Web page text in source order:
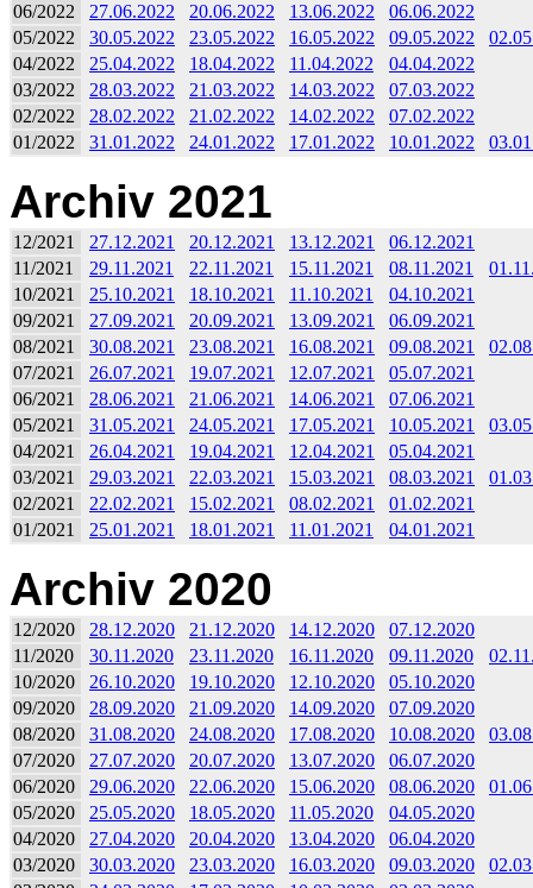
06/2022
27.06.2022 20.06.2022 13.06.2022
06.06.2022
05/2022
30.05.2022 23.05.2022 16.05.2022 09.05.2022
04/2022
25.04.2022 18.04.2022 11.04.2022
04.04.2022
03/2022
28.03.2022 21.03.2022 14.03.2022
07.03.2022
02/2022
28.02.2022 21.02.2022 14.02.2022
07.02.2022
01/2022
31.01.2022 24.01.2022 17.01.2022 10.01.2022
Archiv 2021
12/2021 27.12.2021 20.12.2021 13.12.2021
06.12.2021
11/2021
29.11.2021 22.11.2021 15.11.2021 08.11.2021
10/2021
25.10.2021 18.10.2021 11.10.2021
04.10.2021
09/2021
27.09.2021 20.09.2021 13.09.2021
06.09.2021
08/2021
30.08.2021 23.08.2021 16.08.2021 09.08.2021
07/2021
26.07.2021 19.07.2021 12.07.2021
05.07.2021
06/2021
28.06.2021 21.06.2021 14.06.2021
07.06.2021
05/2021
31.05.2021 24.05.2021 17.05.2021 10.05.2021
04/2021
26.04.2021 19.04.2021 12.04.2021
05.04.2021
03/2021
29.03.2021 22.03.2021 15.03.2021 08.03.2021
02/2021
22.02.2021 15.02.2021 08.02.2021
01.02.2021
01/2021
25.01.2021 18.01.2021 11.01.2021 04.01.2021
Archiv 2020
12/2020 28.12.2020 21.12.2020 14.12.2020
07.12.2020
11/2020
30.11.2020 23.11.2020 16.11.2020 09.11.2020
10/2020
26.10.2020 19.10.2020 12.10.2020
05.10.2020
09/2020
28.09.2020 21.09.2020 14.09.2020
07.09.2020
08/2020
31.08.2020 24.08.2020 17.08.2020 10.08.2020
07/2020
27.07.2020 20.07.2020 13.07.2020
06.07.2020
06/2020
29.06.2020 22.06.2020 15.06.2020 08.06.2020
05/2020
25.05.2020 18.05.2020 11.05.2020
04.05.2020
04/2020
27.04.2020 20.04.2020 13.04.2020
06.04.2020
03/2020
30.03.2020 23.03.2020 16.03.2020 09.03.2020